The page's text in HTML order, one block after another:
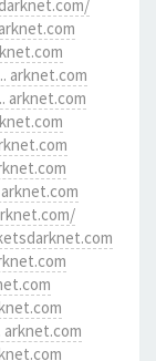
arknet.com
arknet.com